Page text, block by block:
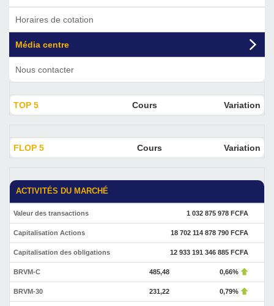
Horaires de cotation
Média centre
Nous contacter
TOP 5 Cours Variation
FLOP 5 Cours Variation
ACTIVITÉS DU MARCHÉ
Valeur des transactions 1 032 875 978 FCFA
Capitalisation Actions 18 702 114 878 790 FCFA
Capitalisation des obligations 12 933 191 346 885 FCFA
BRVM-C 485,48 0,66%
BRVM-30 231,22 0,79%